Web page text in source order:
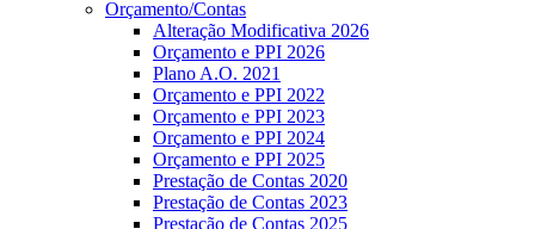
Orçamento/Contas
Alteração Modificativa 2026
Orçamento e PPI 2026
Plano A.O. 2021
Orçamento e PPI 2022
Orçamento e PPI 2023
Orçamento e PPI 2024
Orçamento e PPI 2025
Prestação de Contas 2020
Prestação de Contas 2023
Prestação de Contas 2025